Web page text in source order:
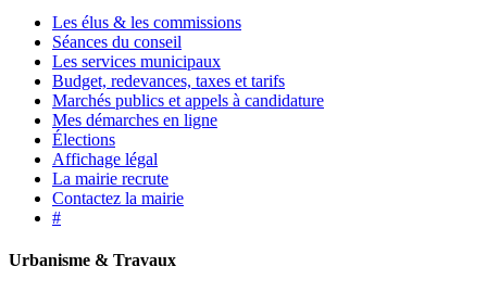
Les élus & les commissions
Séances du conseil
Les services municipaux
Budget, redevances, taxes et tarifs
Marchés publics et appels à candidature
Mes démarches en ligne
Élections
Affichage légal
La mairie recrute
Contactez la mairie
#
Urbanisme & Travaux